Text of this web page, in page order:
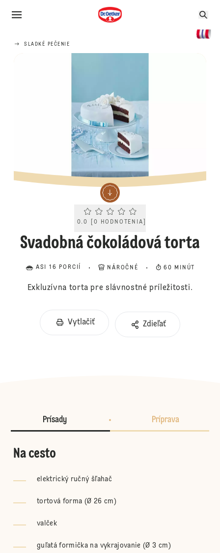
SLADKÉ PEČENIE
Current rating 0.0. Click to rate.
0.0 0 HODNOTENIA
Svadobná čokoládová torta
ASI 16 PORCIÍ NÁROČNÉ 60 MINÚT
Exkluzívna torta pre slávnostné príležitosti.
Vytlačiť Zdieľať
Prísady Príprava
Na cesto
elektrický ručný šľahač
tortová forma (Ø 26 cm)
valček
guľatá formička na vykrajovanie (Ø 3 cm)